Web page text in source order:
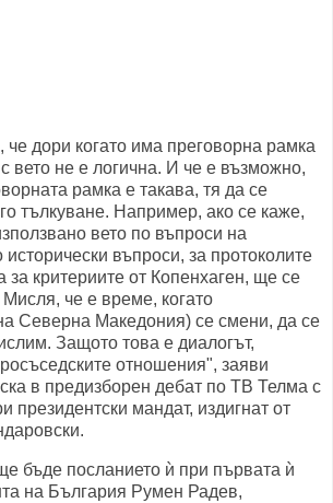
дори когато има преговорна рамка
вето не е логична. И че е възможно,
рамка е такава, тя да се
тълкуване. Например, ако се каже,
вето по въпроси на
исторически въпроси, за протоколите
за критериите от Копенхаген, ще се
че е време, когато
Северна Македония) се смени, да се
Защото това е диалогът,
отношения", заяви
в предизборен дебат по ТВ Телма с
президентски мандат, издигнат от
бъде посланието ѝ при първата ѝ
на България Румен Радев,